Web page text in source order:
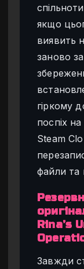
якщо
виявить
заново
гіркому
поспіх
Steam
файли та
Rina’s
Завжди